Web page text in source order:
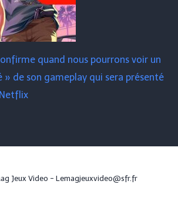
quand nous pourrons voir un
» de son gameplay qui sera présenté
Jeux Video - Lemagjeuxvideo@sfr.fr